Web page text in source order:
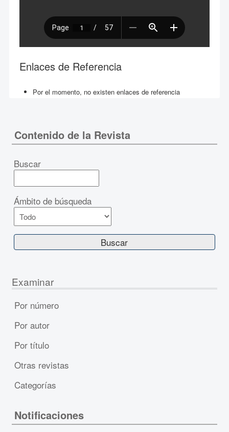
Enlaces de Referencia
Por el momento, no existen enlaces de referencia
Contenido de la Revista
Buscar
Ámbito de búsqueda
Examinar
Por número
Por autor
Por título
Otras revistas
Categorías
Notificaciones